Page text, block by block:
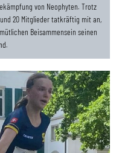
von Neophyten. Trotz
20 Mitglieder tatkräftig mit an,
Beisammensein seinen